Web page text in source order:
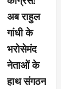
अब राहुल
गांधी के
भरोसेमंद
नेताओं के
हाथ संगठन